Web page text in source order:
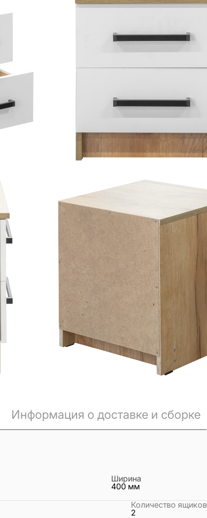
Информация о доставке и сборке
Ширина
400 мм
Количество ящиков
2